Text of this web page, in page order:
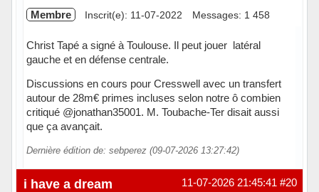
Membre Inscrit(e): 11-07-2022 Messages: 1 458
Christ Tapé a signé à Toulouse. Il peut jouer latéral
gauche et en défense centrale.
Discussions en cours pour Cresswell avec un transfert
autour de 28m€ primes incluses selon notre ô combien
critiqué @jonathan35001. M. Toubache-Ter disait aussi
que ça avançait.
Dernière édition de: sebperez (09-07-2026 13:27:42)
Hors ligne #20
11-07-2026 21:45:41
i have a dream